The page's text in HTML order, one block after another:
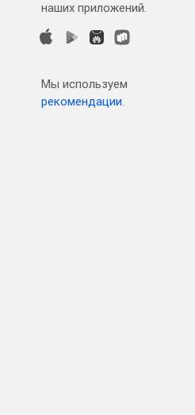
наших приложений.
Мы используем
рекомендации.